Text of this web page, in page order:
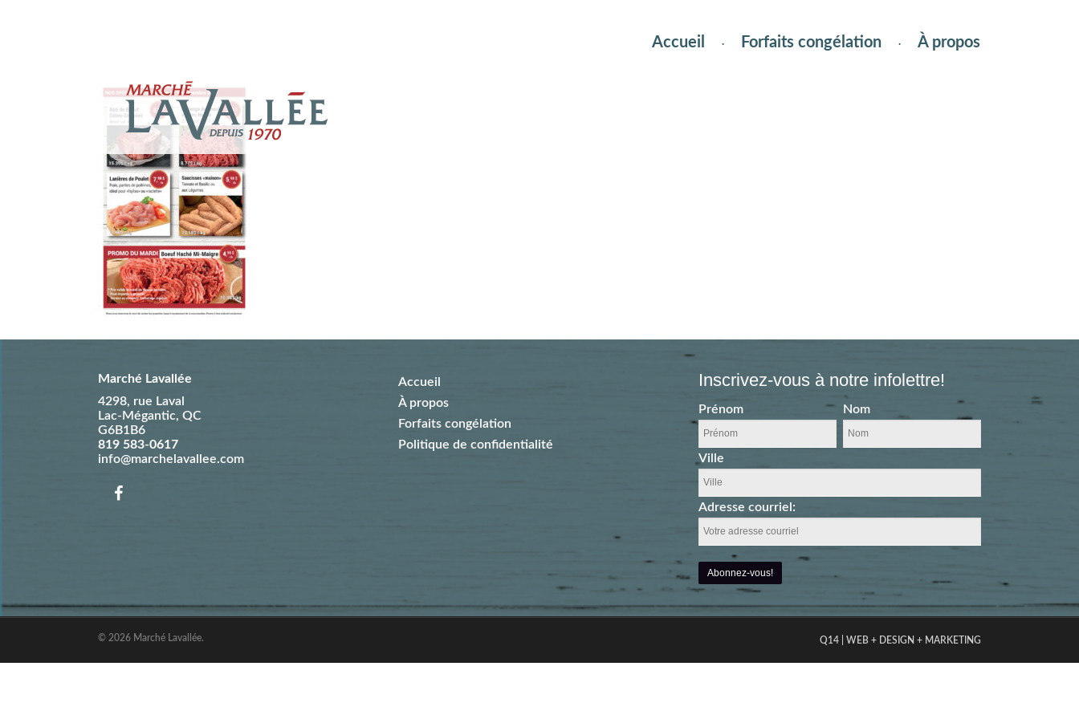
Accueil Forfaits congélation À propos
Marché Lavallée
4298, rue Laval
Lac-Mégantic, QC
G6B1B6
819 583-0617
info@marchelavallee.com
Accueil
À propos
Forfaits congélation
Politique de confidentialité
Inscrivez-vous à notre infolettre!
Prénom Nom
Ville
Adresse courriel:
© 2026 Marché Lavallée. Q14 | WEB + DESIGN + MARKETING